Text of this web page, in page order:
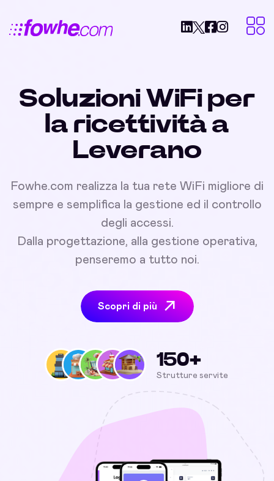
Soluzioni WiFi per
la ricettività a
Leverano
Fowhe.com realizza la tua rete WiFi migliore di
sempre e semplifica la gestione ed il controllo
degli accessi.
Dalla progettazione, alla gestione operativa,
penseremo a tutto noi.
Scopri di più
150+
Strutture servite